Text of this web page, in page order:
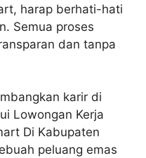
harap berhati-hati
Semua proses
dan tanpa
karir di
Lowongan Kerja
Di Kabupaten
peluang emas